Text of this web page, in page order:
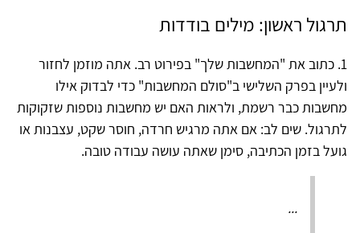
תרגול ראשון: מילים בודדות
1. כתוב את "המחשבות שלך" בפירוט רב. אתה מוזמן לחזור
ולעיין בפרק השלישי ב"סולם המחשבות" כדי לבדוק אילו
מחשבות כבר רשמת, ולראות האם יש מחשבות נוספות שזקוקות
לתרגול. שים לב: אם אתה מרגיש חרדה, חוסר שקט, עצבנות או
גועל בזמן הכתיבה, סימן שאתה עושה עבודה טובה.
...